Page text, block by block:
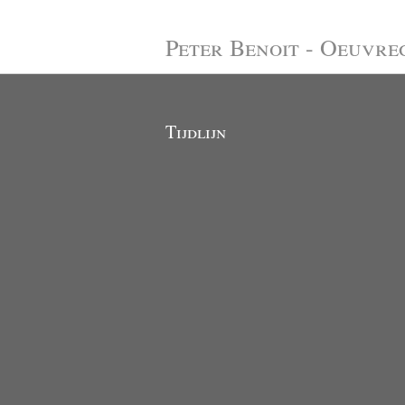
Peter Benoit -
Tijdlijn